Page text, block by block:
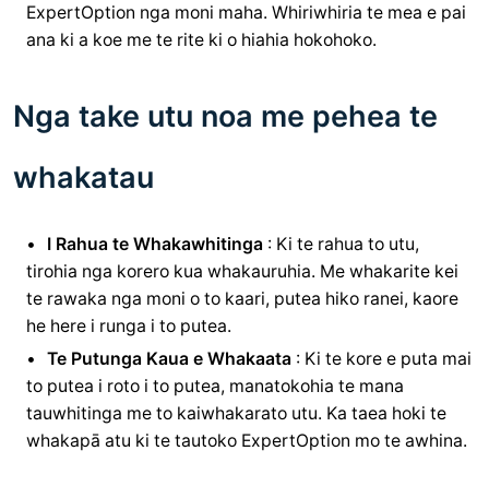
ExpertOption nga moni maha. Whiriwhiria te mea e pai
ana ki a koe me te rite ki o hiahia hokohoko.
Nga take utu noa me pehea te
whakatau
I Rahua te Whakawhitinga : Ki te rahua to utu,
tirohia nga korero kua whakauruhia. Me whakarite kei
te rawaka nga moni o to kaari, putea hiko ranei, kaore
he here i runga i to putea.
Te Putunga Kaua e Whakaata : Ki te kore e puta mai
to putea i roto i to putea, manatokohia te mana
tauwhitinga me to kaiwhakarato utu. Ka taea hoki te
whakapā atu ki te tautoko ExpertOption mo te awhina.